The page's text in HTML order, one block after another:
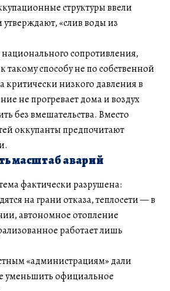
структуры ввели
«слив воды из
сопротивления,
такому способу не по собственной
критически низкого давления в
не прогревает дома и воздух
без вмешательства. Вместо
оккупанты предпочитают
масштаб аварий
фактически разрушена:
на грани отказа, теплосети — в
автономное отопление
работает лишь
«администрациям» дали
уменьшить официальное